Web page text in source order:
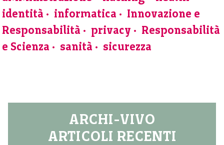
identità
informatica
Innovazione e
Responsabilità
privacy
Responsabilità
e Scienza
sanità sicurezza
ARCHI-VIVO
ARTICOLI RECENTI